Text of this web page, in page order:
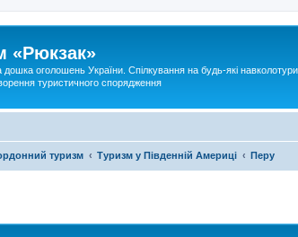
«Рюкзак»
оголошень України. Спілкування на будь-які
туристичного спорядження
туризм Туризм у Південній Америці Перу